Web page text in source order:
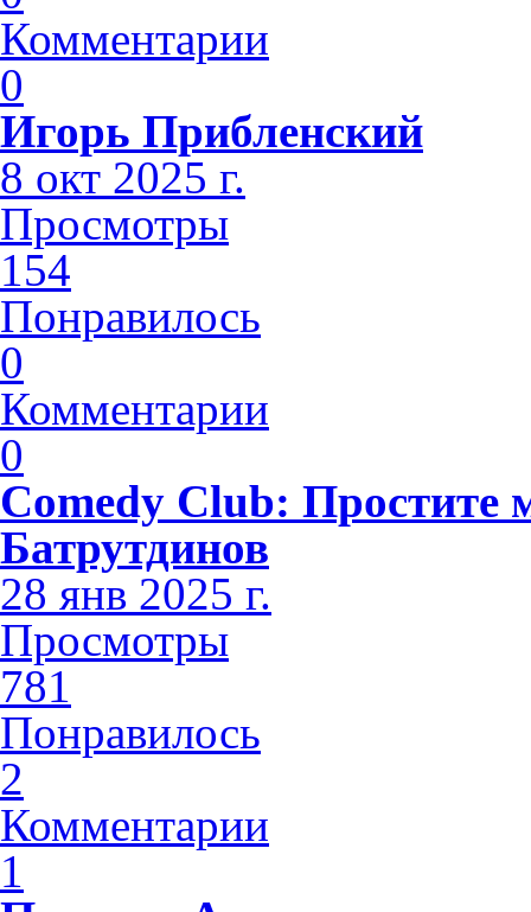
Комментарии
0
Игорь Прибленский
8 окт 2025 г.
Просмотры
154
Понравилось
0
Комментарии
0
Comedy Club:
Батрутдинов
28 янв 2025 г.
Просмотры
781
Понравилось
2
Комментарии
1